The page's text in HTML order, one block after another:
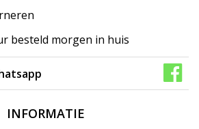
besteld morgen in huis
INFORMATIE